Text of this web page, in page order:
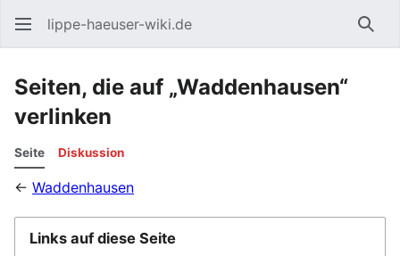
lippe-haeuser-wiki.de
Seiten, die auf „Waddenhausen“
verlinken
Seite Diskussion
← Waddenhausen
Links auf diese Seite